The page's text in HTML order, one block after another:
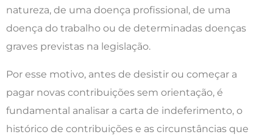
natureza, de uma doença profissional, de uma
doença do trabalho ou de determinadas doenças
graves previstas na legislação.
Por esse motivo, antes de desistir ou começar a
pagar novas contribuições sem orientação, é
fundamental analisar a carta de indeferimento, o
histórico de contribuições e as circunstâncias que